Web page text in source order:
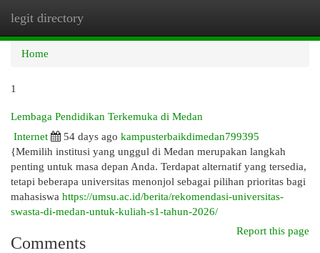
legit directory
Home
1
Lembaga Pendidikan Terkemuka di Medan
Internet
54 days ago kampusterbaikdimedan799395
{Memilih institusi yang unggul di Medan merupakan langkah
penting untuk masa depan Anda. Terdapat alternatif yang tersedia,
tetapi beberapa universitas menonjol sebagai pilihan prioritas bagi
mahasiswa https://umsu.ac.id/berita/rekomendasi-universitas-
swasta-di-medan-untuk-kuliah-s1-tahun-2026/
Report this page
Comments